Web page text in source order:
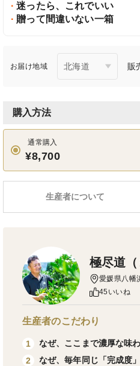
迷ったら、これでいい
贈って間違いない一箱
お届け地域 販
購入方法
通常購入
¥8,700
生産者について
極尽道（
愛媛県八幡
45いいね
生産者のこだわり
1
なぜ、ここまで濃厚な味
2
なぜ、毎年同じ「完成度